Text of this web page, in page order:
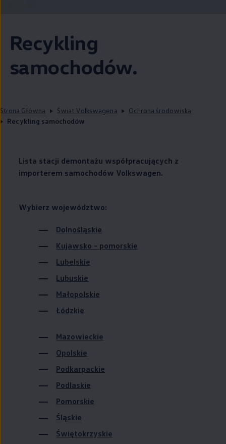
Recykling
samochodów.
Strona Główna Świat Volkswagena
Ochrona środowiska
Recykling samochodów
Lista stacji demontażu współpracujących z
importerem samochodów Volkswagen.
Wybierz województwo:
Dolnośląskie
Kujawsko - pomorskie
Lubelskie
Lubuskie
Małopolskie
Łódzkie
Mazowieckie
Opolskie
Podkarpackie
Podlaskie
Pomorskie
Śląskie
Świętokrzyskie